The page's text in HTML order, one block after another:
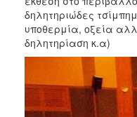
δηλητηριώδες
υποθερμία, οξεία
δηλητηρίαση κ.α)